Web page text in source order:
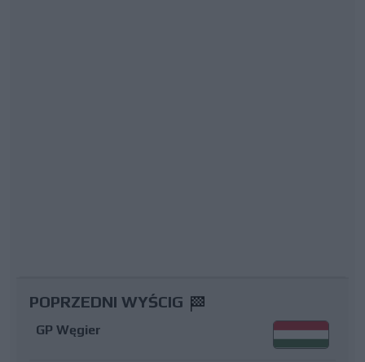
POPRZEDNI WYŚCIG
GP Węgier